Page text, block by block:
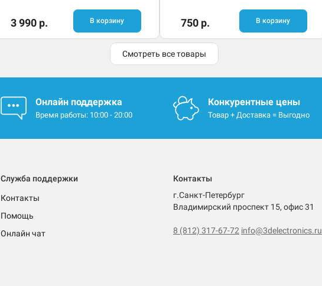
3 990 р. В корзину 750 р. В корзину
Смотреть все товары
Онлайн поддержка
Время работы: 10:00 - 20:00
Конкурентные цены
Товар + Доставка = Выгодно
Служба поддержки
Контакты
Помощь
Онлайн чат
Контакты
г.Санкт-Петербург
Владимирский проспект 15, офис 31
8 (812) 317-67-72 info@3delectronics.ru